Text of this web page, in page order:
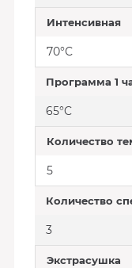
Интенсивная
70°С
Программа 1
65°C
Количество
5
Количество
3
Экстрасушка